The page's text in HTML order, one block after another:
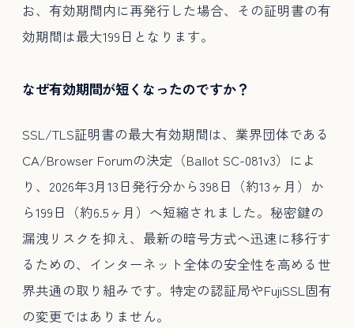
お、有効期間内に再発行した場合、その証明書の有
効期間は最大199日となります。
なぜ有効期間が短くなったのですか？
SSL/TLS証明書の最大有効期間は、業界団体である
CA/Browser Forumの決定（Ballot SC-081v3）によ
り、2026年3月13日発行分から398日（約13ヶ月）か
ら199日（約6.5ヶ月）へ短縮されました。秘密鍵の
漏洩リスクを抑え、最新の暗号方式へ迅速に移行す
るための、インターネット全体の安全性を高める世
界共通の取り組みです。特定の認証局やFujiSSL固有
の変更ではありません。